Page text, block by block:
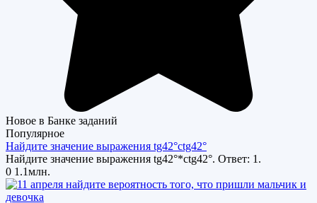
Новое в Банке заданий
Популярное
Найдите значение выражения tg42°ctg42°
Найдите значение выражения tg42°*ctg42°. Ответ: 1.
0 1.1млн.